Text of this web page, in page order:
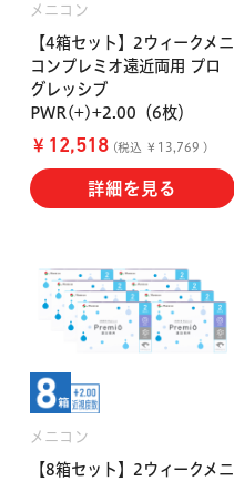
メニコン
【4箱セット】2ウィークメニ
コンプレミオ遠近両用 プロ
グレッシブ
PWR(+)+2.00（6枚）
￥ 12,518(税込 ￥13,769 )
詳細を見る
メニコン
【8箱セット】2ウィークメニ